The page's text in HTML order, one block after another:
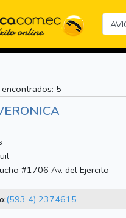
5
#1706 Av. del Ejercito
(593 4) 2374615